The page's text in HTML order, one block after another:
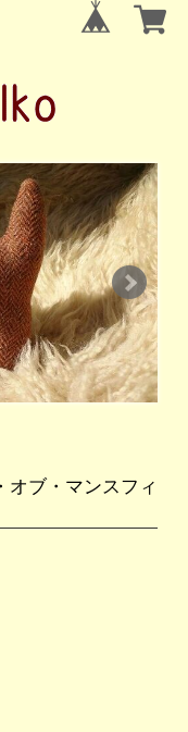
ブ・マンスフィ